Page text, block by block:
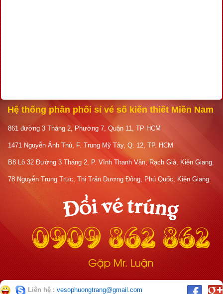
Hệ thống phân phối sỉ vé số kiến thiết Miền Nam
861 đường 3 Tháng 2, Phường 7, Quận 11, TP HCM
1471 Nguyễn Ảnh Thủ, F. Trung Mỹ Tây, Q. 12, TP. HCM
B8 Lô 32 Đường 3 Tháng 2, P. Vĩnh Thanh Vân, Rạch Giá, Kiên Giang.
78 Nguyễn Trung Trực, Thị Trấn Dương Đông, Phú Quốc, Kiên Giang.
Liên hệ : vesophuongtrang@gmail.com